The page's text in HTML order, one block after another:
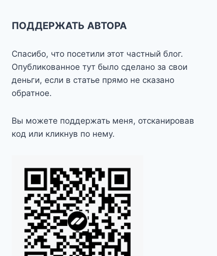
ПОДДЕРЖАТЬ АВТОРА
Спасибо, что посетили этот частный блог.
Опубликованное тут было сделано за свои
деньги, если в статье прямо не сказано
обратное.
Вы можете поддержать меня, отсканировав
код или кликнув по нему.